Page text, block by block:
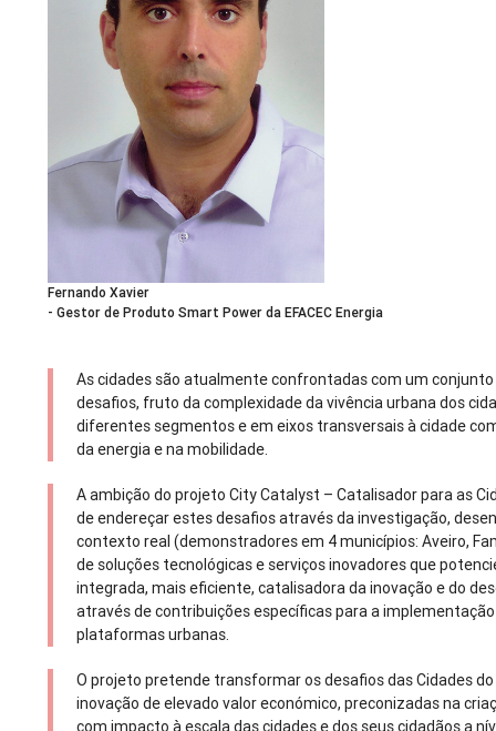
Fernando Xavier
- Gestor de Produto Smart Power da EFACEC Energia
As cidades são atualmente confrontadas com um
desafios, fruto da complexidade da vivência urbana dos
diferentes segmentos e em eixos transversais à cidade
da energia e na mobilidade.
A ambição do projeto City Catalyst – Catalisador para as
de endereçar estes desafios através da investigação,
contexto real (demonstradores em 4 municípios: Aveiro,
de soluções tecnológicas e serviços inovadores que
integrada, mais eficiente, catalisadora da inovação e do
através de contribuições específicas para a
plataformas urbanas.
O projeto pretende transformar os desafios das Cidades
inovação de elevado valor económico, preconizadas na